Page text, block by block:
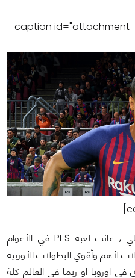
[caption
دعوناً نتطرق الي موضوعنا الأصلي , عانت لعبة PES في الأعوام
لأهم وأقوي البطولات الأوربية
في اوروبا او ربما في العالم كلة